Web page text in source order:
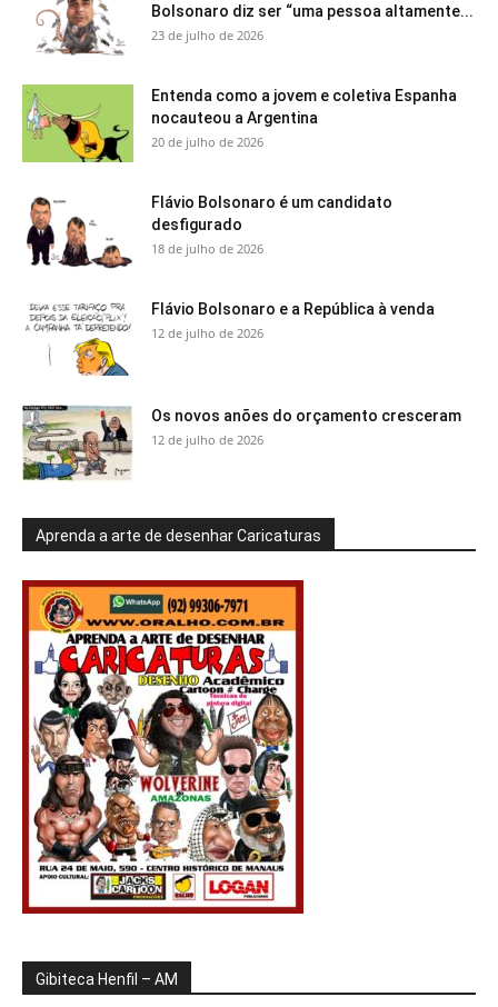
Bolsonaro diz ser “uma pessoa altamente...
23 de julho de 2026
Entenda como a jovem e coletiva Espanha
nocauteou a Argentina
20 de julho de 2026
Flávio Bolsonaro é um candidato
desfigurado
18 de julho de 2026
Flávio Bolsonaro e a República à venda
12 de julho de 2026
Os novos anões do orçamento cresceram
12 de julho de 2026
Aprenda a arte de desenhar Caricaturas
Gibiteca Henfil – AM